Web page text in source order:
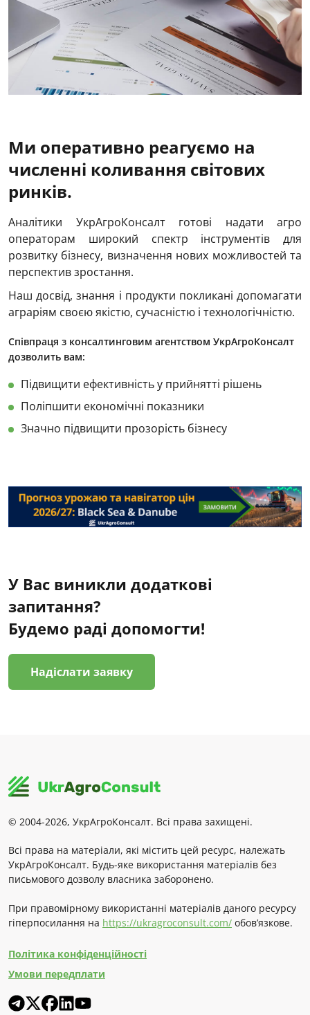
Ми оперативно реагуємо на
численні коливання світових
ринків.
Аналітики УкрАгроКонсалт готові надати агро
операторам широкий спектр інструментів для
розвитку бізнесу, визначення нових можливостей та
перспектив зростання.
Наш досвід, знання і продукти покликані допомагати
аграріям своєю якістю, сучасністю і технологічністю.
Співпраця з консалтинговим агентством УкрАгроКонсалт
дозволить вам:
Підвищити ефективність у прийнятті рішень
Поліпшити економічні показники
Значно підвищити прозорість бізнесу
У Вас виникли додаткові
запитання?
Будемо раді допомогти!
Надіслати заявку
© 2004-2026, УкрАгроКонсалт. Всі права захищені.
Всі права на матеріали, які містить цей ресурс, належать
УкрАгроКонсалт. Будь-яке використання матеріалів без
письмового дозволу власника заборонено.
При правомірному використанні матеріалів даного ресурсу
гіперпосилання на https://ukragroconsult.com/ обов’язкове.
Політика конфіденційності
Умови передплати